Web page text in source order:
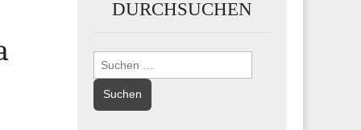
DURCHSUCHEN
Suchen
nach: